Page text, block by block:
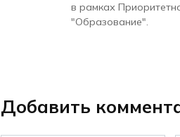
в рамках
"Образование".
Добавить